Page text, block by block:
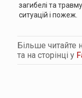
загибелі та
ситуацій і пожеж.
Більше
та на сторінці у